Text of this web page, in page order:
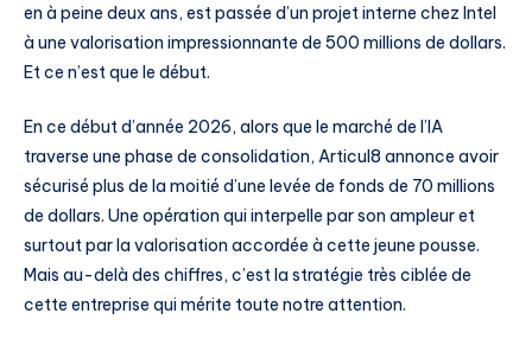
en à peine deux ans, est passée d’un projet interne chez Intel
à une valorisation impressionnante de 500 millions de dollars.
Et ce n’est que le début.
En ce début d’année 2026, alors que le marché de l’IA
traverse une phase de consolidation, Articul8 annonce avoir
sécurisé plus de la moitié d’une levée de fonds de 70 millions
de dollars. Une opération qui interpelle par son ampleur et
surtout par la valorisation accordée à cette jeune pousse.
Mais au-delà des chiffres, c’est la stratégie très ciblée de
cette entreprise qui mérite toute notre attention.